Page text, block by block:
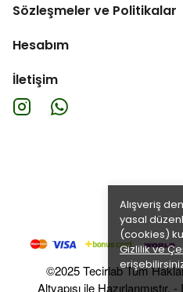
Alışveriş
yasal
(cookies)
Gizlilik ve
Sözleşmeler ve Politikalar
Hesabım
İletişim
©2025 Tecirlab Tüm
Altyapısı ile Hazırlanmıştır.